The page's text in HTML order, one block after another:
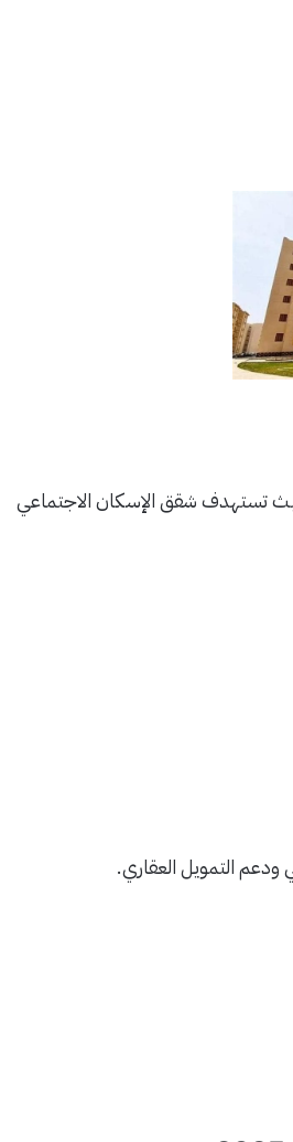
تستهدف شقق الإسكان الاجتماعي
التمويل العقاري.